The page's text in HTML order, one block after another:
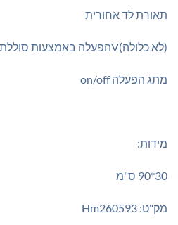
תאורת לד אחורית
(לא כלולה)Vהפעלה באמצעות סוללת 9
מתג הפעלה on/off
מידות:
30*90 ס"מ
מק"ט: Hm260593